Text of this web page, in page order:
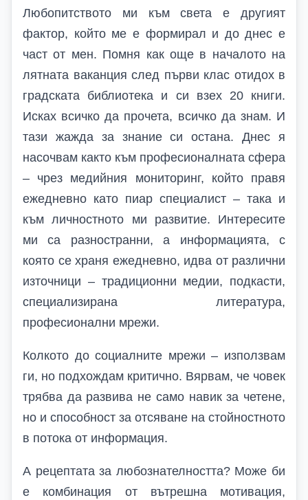
Любопитството ми към света е другият
фактор, който ме е формирал и до днес е
част от мен. Помня как още в началото на
лятната ваканция след първи клас отидох в
градската библиотека и си взех 20 книги.
Исках всичко да прочета, всичко да знам. И
тази жажда за знание си остана. Днес я
насочвам както към професионалната сфера
– чрез медийния мониторинг, който правя
ежедневно като пиар специалист – така и
към личностното ми развитие. Интересите
ми са разностранни, а информацията, с
която се храня ежедневно, идва от различни
източници – традиционни медии, подкасти,
специализирана литература,
професионални мрежи.
Колкото до социалните мрежи – използвам
ги, но подхождам критично. Вярвам, че човек
трябва да развива не само навик за четене,
но и способност за отсяване на стойностното
в потока от информация.
А рецептата за любознателността? Може би
е комбинация от вътрешна мотивация,